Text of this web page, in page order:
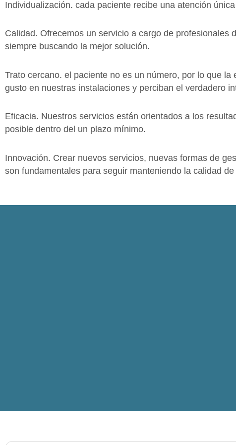
Individualización. cada paciente recibe una atención
Calidad. Ofrecemos un servicio a cargo de
siempre buscando la mejor solución.
Trato cercano. el paciente no es un número, por lo que
gusto en nuestras instalaciones y perciban el verdadero
Eficacia. Nuestros servicios están orientados a los
posible dentro del un plazo mínimo.
Innovación. Crear nuevos servicios, nuevas formas de
son fundamentales para seguir manteniendo la calidad